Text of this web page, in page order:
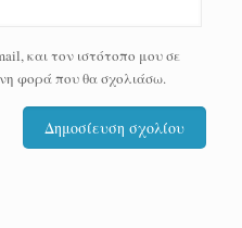
και τον ιστότοπο μου σε
φορά που θα σχολιάσω.